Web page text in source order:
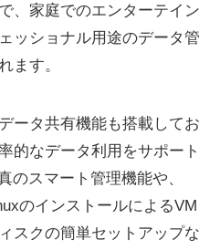
、家庭でのエンターテイン
ッショナル用途のデータ管
ます。
ータ共有機能も搭載してお
的なデータ利用をサポート
のスマート管理機能や、
のインストールによるVM
スクの簡単セットアップな